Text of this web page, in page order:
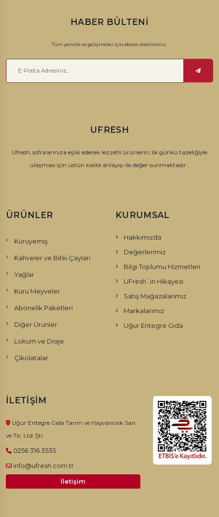
HABER BÜLTENI
Tüm yenilik ve gelişmeler için abone olabilirsiniz.
UFRESH
Ufresh, sofralarınıza eşlik edecek lezzetli ürünlerin, ilk günkü tazeliğiyle
ulaşması için üstün kalite anlayışı ile değer sunmaktadır...
ÜRÜNLER
Kuruyemiş
Kahveler ve Bitki Çayları
Yağlar
Kuru Meyveler
Abonelik Paketleri
Diğer Ürünler
Lokum ve Draje
Çikolatalar
KURUMSAL
Hakkımızda
Değerlerimiz
Bilgi Toplumu Hizmetleri
UFresh´in Hikayesi
Satış Mağazalarımız
Markalarımız
Uğur Entegre Gıda
İLETIŞIM
Uğur Entegre Gıda Tarım ve Hayvancılık San.
ve Tic. Ltd. Şti.
0256 316 3535
info@ufresh.com.tr
İletişim